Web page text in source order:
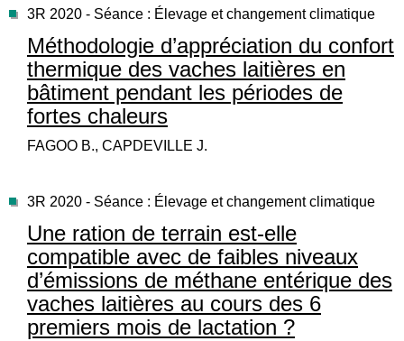
3R 2020 - Séance : Élevage et changement climatique
Méthodologie d’appréciation du confort
thermique des vaches laitières en
bâtiment pendant les périodes de
fortes chaleurs
FAGOO B., CAPDEVILLE J.
3R 2020 - Séance : Élevage et changement climatique
Une ration de terrain est-elle
compatible avec de faibles niveaux
d’émissions de méthane entérique des
vaches laitières au cours des 6
premiers mois de lactation ?